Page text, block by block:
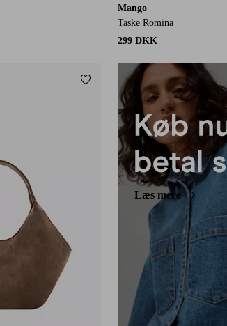
Mango
Taske Romina
299 DKK
Tilføj til favoritter
Læs mere